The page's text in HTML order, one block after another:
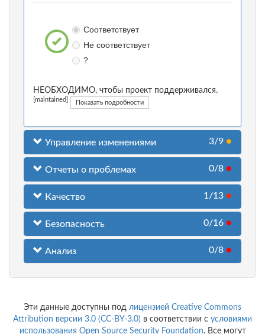
Соответствует
Не соответствует
?
НЕОБХОДИМО, чтобы проект поддерживался.
[maintained] Показать подробности
Управление изменениями 3/9 ●
Отчеты о проблемах 0/8 ●
Качество 1/13 ●
Безопасность 0/16 ●
Анализ 0/8 ●
Эти данные доступны под лицензией Creative Commons
Attribution версии 3.0 (CC-BY-3.0) в соответствии с условиями
использования Open Source Security Foundation. Все могут